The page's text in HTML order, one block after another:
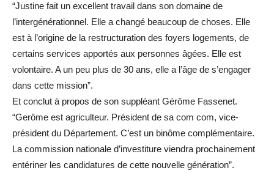
“Justine fait un excellent travail dans son domaine de
l’intergénérationnel. Elle a changé beaucoup de choses. Elle
est à l’origine de la restructuration des foyers logements, de
certains services apportés aux personnes âgées. Elle est
volontaire. A un peu plus de 30 ans, elle a l’âge de s’engager
dans cette mission”.
Et conclut à propos de son suppléant Gérôme Fassenet.
“Gerôme est agriculteur. Président de sa com com, vice-
président du Département. C’est un binôme complémentaire.
La commission nationale d’investiture viendra prochainement
entériner les candidatures de cette nouvelle génération”.